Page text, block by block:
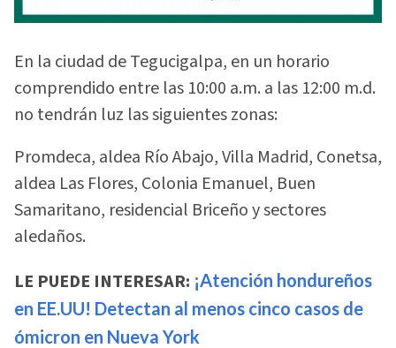
En la ciudad de Tegucigalpa, en un horario
comprendido entre las 10:00 a.m. a las 12:00 m.d.
no tendrán luz las siguientes zonas:
Promdeca, aldea Río Abajo, Villa Madrid, Conetsa,
aldea Las Flores, Colonia Emanuel, Buen
Samaritano, residencial Briceño y sectores
aledaños.
LE PUEDE INTERESAR: ¡Atención hondureños
en EE.UU! Detectan al menos cinco casos de
ómicron en Nueva York